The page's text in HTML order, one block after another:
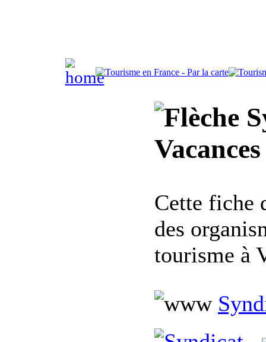
Cette fiche
des
tourisme à